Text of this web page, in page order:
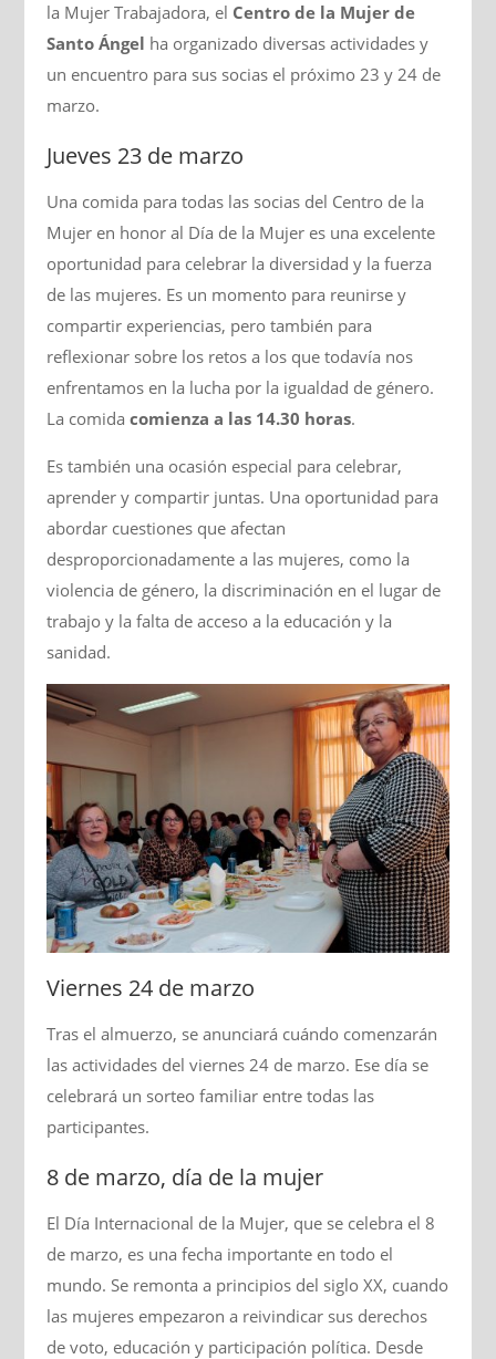
la Mujer Trabajadora, el Centro de la Mujer de
Santo Ángel ha organizado diversas actividades y
un encuentro para sus socias el próximo 23 y 24 de
marzo.
Jueves 23 de marzo
Una comida para todas las socias del Centro de la
Mujer en honor al Día de la Mujer es una excelente
oportunidad para celebrar la diversidad y la fuerza
de las mujeres. Es un momento para reunirse y
compartir experiencias, pero también para
reflexionar sobre los retos a los que todavía nos
enfrentamos en la lucha por la igualdad de género.
La comidacomienza a las 14.30 horas.
Es también una ocasión especial para celebrar,
aprender y compartir juntas. Una oportunidad para
abordar cuestiones que afectan
desproporcionadamente a las mujeres, como la
violencia de género, la discriminación en el lugar de
trabajo y la falta de acceso a la educación y la
sanidad.
Viernes 24 de marzo
Tras el almuerzo, se anunciará cuándo comenzarán
las actividades del viernes 24 de marzo. Ese día se
celebrará un sorteo familiar entre todas las
participantes.
8 de marzo, día de la mujer
El Día Internacional de la Mujer, que se celebra el 8
de marzo, es una fecha importante en todo el
mundo. Se remonta a principios del siglo XX, cuando
las mujeres empezaron a reivindicar sus derechos
de voto, educación y participación política. Desde